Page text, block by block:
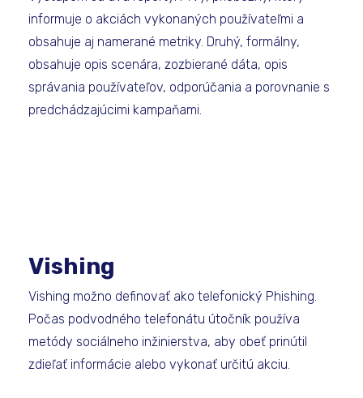
informuje o akciách vykonaných používateľmi a
obsahuje aj namerané metriky. Druhý, formálny,
obsahuje opis scenára, zozbierané dáta, opis
správania používateľov, odporúčania a porovnanie s
predchádzajúcimi kampaňami.
Vishing
Vishing možno definovať ako telefonický Phishing.
Počas podvodného telefonátu útočník používa
metódy sociálneho inžinierstva, aby obeť prinútil
zdieľať informácie alebo vykonať určitú akciu.